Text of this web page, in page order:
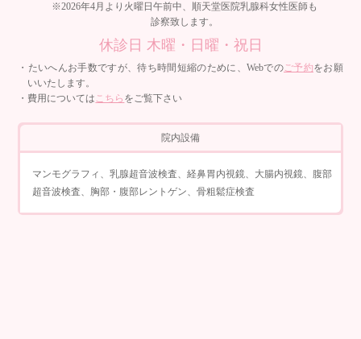
※2026年4月より火曜日午前中、順天堂医院乳腺科女性医師も
診察致します。
休診日 木曜・日曜・祝日
・たいへんお手数ですが、待ち時間短縮のために、Webでのご予約をお願
いいたします。
・費用についてはこちら をご覧下さい
院内設備
マンモグラフィ、乳腺超音波検査、経鼻胃内視鏡、大腸内視鏡、腹部
超音波検査、胸部・腹部レントゲン、骨粗鬆症検査